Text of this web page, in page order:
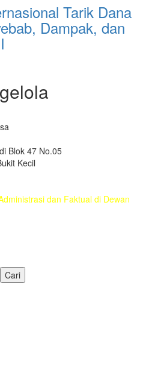
Tarik Dana
Dampak, dan
Blok 47 No.05
Kecil
dan Faktual di Dewan